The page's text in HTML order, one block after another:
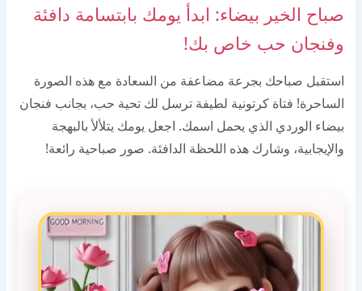
صباح الخير بيضاء: ابدأ يومك بابتسامة دافئة
وفنجان حب خاص بك!
استقبل صباحك بجرعة مضاعفة من السعادة مع هذه الصورة
الساحرة! فتاة كرتونية لطيفة ترسل لك تحية حب، بجانب فنجان
بيضاء الوردي الذي يحمل اسمك. اجعل يومك يتلألأ بالبهجة
والإيجابية، وشارك هذه اللحظة الدافئة. صور صباحية رائعة!